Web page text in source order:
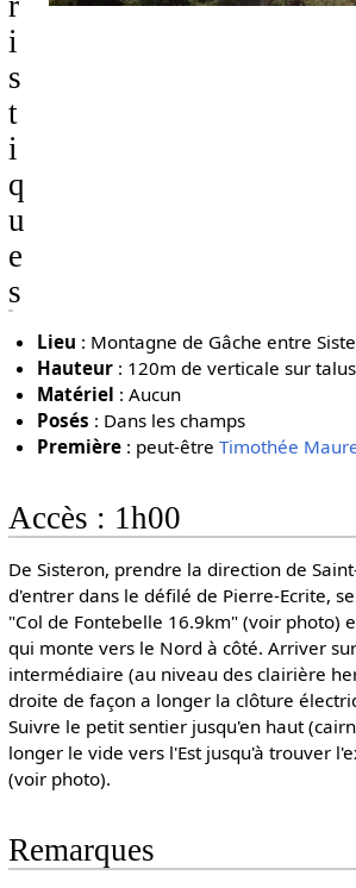
i
s
t
i
q
u
e
s
Lieu : Montagne de Gâche entre
Hauteur : 120m de verticale sur talus
Matériel : Aucun
Posés : Dans les champs
Première : peut-êtreTimothée
Accès : 1h00
De Sisteron, prendre la direction de
d'entrer dans le défilé de Pierre-Ecrite,
"Col de Fontebelle 16.9km" (voir photo)
qui monte vers le Nord à côté. Arriver
intermédiaire (au niveau des clairière
droite de façon a longer la clôture
Suivre le petit sentier jusqu'en haut
longer le vide vers l'Est jusqu'à trouver
(voir photo).
Remarques